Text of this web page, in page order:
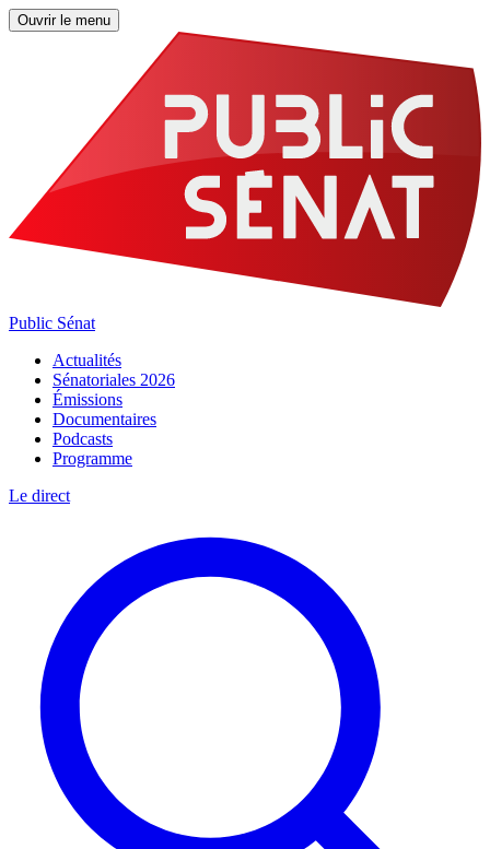
Ouvrir le menu
Public Sénat
Actualités
Sénatoriales 2026
Émissions
Documentaires
Podcasts
Programme
Le direct